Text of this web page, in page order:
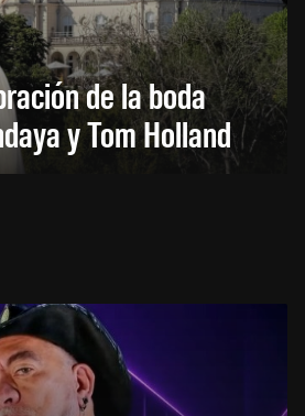
de la boda
y Tom Holland